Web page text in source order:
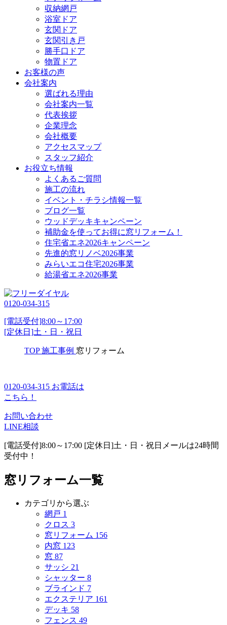
収納網戸
浴室ドア
玄関ドア
玄関引き戸
勝手口ドア
物置ドア
お客様の声
会社案内
選ばれる理由
会社案内一覧
代表挨拶
企業理念
会社概要
アクセスマップ
スタッフ紹介
お役立ち情報
よくあるご質問
施工の流れ
イベント・チラシ情報一覧
ブログ一覧
ウッドデッキキャンペーン
補助金を使ってお得に窓リフォーム！
住宅省エネ2026キャンペーン
先進的窓リノベ2026事業
みらいエコ住宅2026事業
給湯省エネ2026事業
0120-034-315
[電話受付]8:00～17:00
[定休日]土・日・祝日
TOP 施工事例 窓リフォーム
0120-034-315 お電話は
こちら！
お問い合わせ
LINE相談
[電話受付]8:00～17:00 [定休日]土・日・祝日 メールは24時間
受付中！
窓リフォーム一覧
カテゴリから選ぶ
網戸 1
クロス 3
窓リフォーム 156
内窓 123
窓 87
サッシ 21
シャッター 8
ブラインド 7
エクステリア 161
デッキ 58
フェンス 49